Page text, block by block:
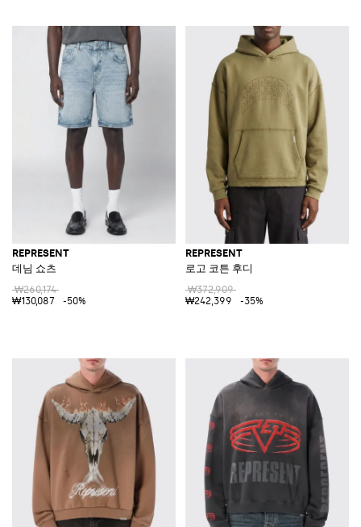
REPRESENT
데님 쇼츠
₩260,174
₩130,087
-50%
REPRESENT
로고 코튼 후디
₩372,909
₩242,399
-35%